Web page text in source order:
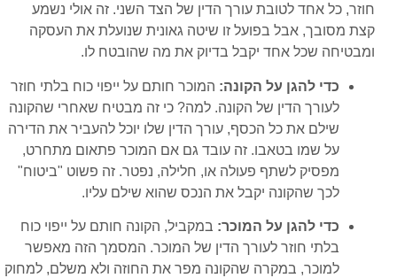
חוזר, כל אחד לטובת עורך הדין של הצד השני. זה אולי נשמע
קצת מסובך, אבל בפועל זו שיטה גאונית שנועלת את העסקה
ומבטיחה שכל אחד יקבל בדיוק את מה שהובטח לו.
כדי להגן על הקונה: המוכר חותם על ייפוי כוח בלתי חוזר
לעורך הדין של הקונה. למה? כי זה מבטיח שאחרי שהקונה
שילם את כל הכסף, עורך הדין שלו יוכל להעביר את הדירה
על שמו בטאבו. זה עובד גם אם המוכר פתאום מתחרט,
מפסיק לשתף פעולה או, חלילה, נפטר. זה פשוט "ביטוח"
לכך שהקונה יקבל את הנכס שהוא שילם עליו.
כדי להגן על המוכר: במקביל, הקונה חותם על ייפוי כוח
בלתי חוזר לעורך הדין של המוכר. המסמך הזה מאפשר
למוכר, במקרה שהקונה מפר את החוזה ולא משלם, למחוק